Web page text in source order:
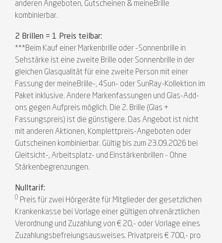
anderen Angeboten, Gutscheinen & meineBrille
kombinierbar.
2 Brillen = 1 Preis teilbar:
***Beim Kauf einer Markenbrille oder -Sonnenbrille in
Sehstärke ist eine zweite Brille oder Sonnenbrille in der
gleichen Glasqualität für eine zweite Person mit einer
Fassung der meineBrille-, 4Sun- oder SunRay-Kollektion im
Paket inklusive. Andere Markenfassungen und Glas-Add-
ons gegen Aufpreis möglich. Die 2. Brille (Glas +
Fassungspreis) ist die günstigere. Das Angebot ist nicht
mit anderen Aktionen, Komplettpreis-Angeboten oder
Gutscheinen kombinierbar. Gültig bis zum 23.09.2026 bei
Gleitsicht-, Arbeitsplatz- und Einstärkenbrillen - Ohne
Stärkenbegrenzungen.
Nulltarif:
0 Preis für zwei Hörgeräte für Mitglieder der gesetzlichen
Krankenkasse bei Vorlage einer gültigen ohrenärztlichen
Verordnung und Zuzahlung von € 20,- oder Vorlage eines
Zuzahlungsbefreiungsausweises. Privatpreis € 700,- pro